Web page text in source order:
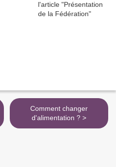
Comment changer
d'alimentation ? >